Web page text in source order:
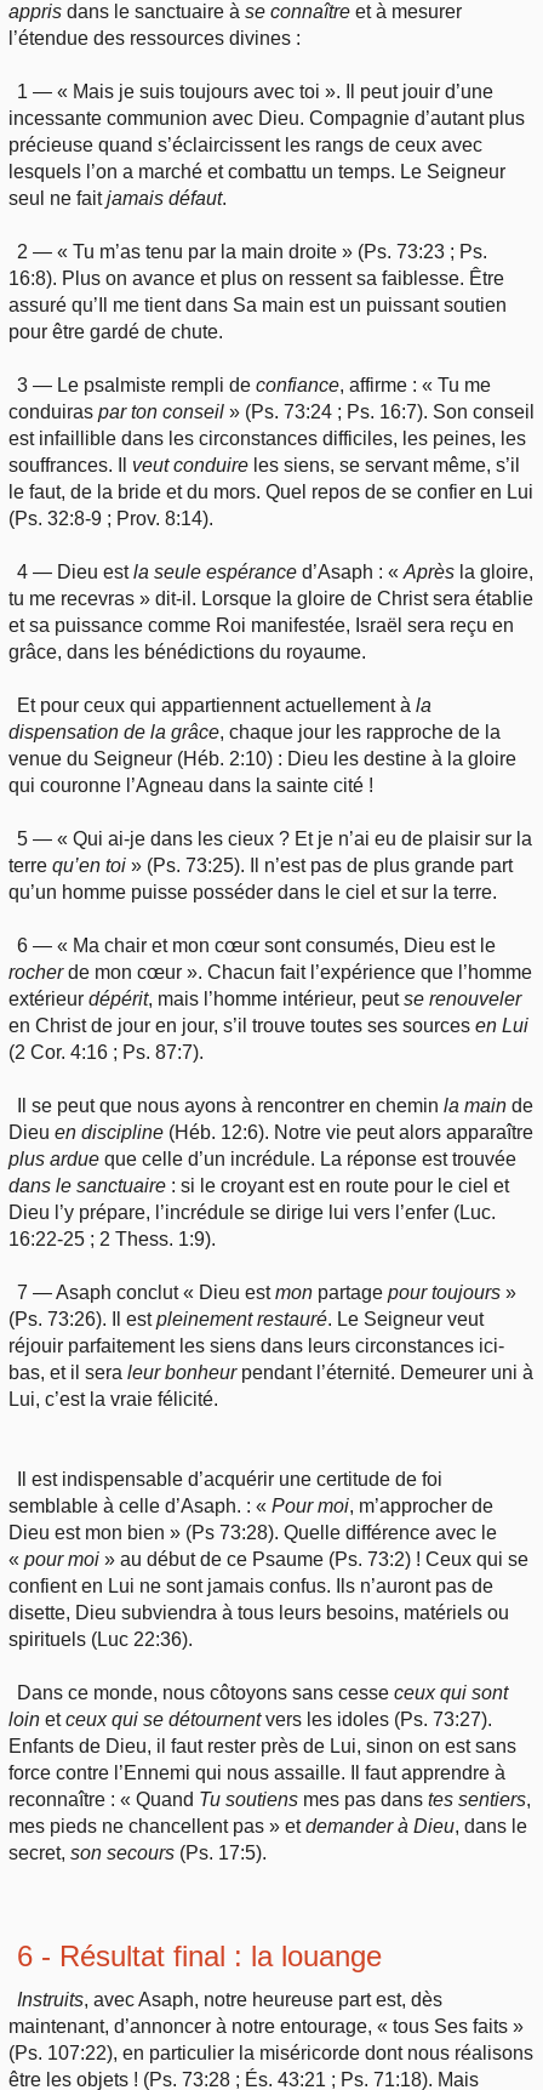
appris dans le sanctuaire à se connaître et à mesurer
l’étendue des ressources divines :
1 — « Mais je suis toujours avec toi ». Il peut jouir d’une
incessante communion avec Dieu. Compagnie d’autant plus
précieuse quand s’éclaircissent les rangs de ceux avec
lesquels l’on a marché et combattu un temps. Le Seigneur
seul ne faitjamais défaut.
2 — « Tu m’as tenu par la main droite » (Ps. 73:23 ; Ps.
16:8). Plus on avance et plus on ressent sa faiblesse. Être
assuré qu’Il me tient dans Sa main est un puissant soutien
pour être gardé de chute.
3 — Le psalmiste rempli deconfiance, affirme : « Tu me
conduiras parton conseil » (Ps. 73:24 ; Ps. 16:7). Son conseil
est infaillible dans les circonstances difficiles, les peines, les
souffrances. Il veutconduire les siens, se servant même, s’il
le faut, de la bride et du mors. Quel repos de se confier en Lui
(Ps. 32:8-9 ; Prov. 8:14).
4 — Dieu estla seule espérance d’Asaph : «Après la gloire,
tu me recevras » dit-il. Lorsque la gloire de Christ sera établie
et sa puissance comme Roi manifestée, Israël sera reçu en
grâce, dans les bénédictions du royaume.
Et pour ceux qui appartiennent actuellement àla
dispensation de la grâce, chaque jour les rapproche de la
venue du Seigneur (Héb. 2:10) : Dieu les destine à la gloire
qui couronne l’Agneau dans la sainte cité !
5 — « Qui ai-je dans les cieux ? Et je n’ai eu de plaisir sur la
terre qu’en toi » (Ps. 73:25). Il n’est pas de plus grande part
qu’un homme puisse posséder dans le ciel et sur la terre.
6 — « Ma chair et mon cœur sont consumés, Dieu est le
rocherde mon cœur ». Chacun fait l’expérience que l’homme
extérieur dépérit, mais l’homme intérieur, peutse renouveler
en Christ de jour en jour, s’il trouve toutes ses sources en Lui
(2 Cor. 4:16 ; Ps. 87:7).
Il se peut que nous ayons à rencontrer en cheminla main de
Dieu en discipline (Héb. 12:6). Notre vie peut alors apparaître
plus ardue que celle d’un incrédule. La réponse est trouvée
dans le sanctuaire : si le croyant est en route pour le ciel et
Dieu l’y prépare, l’incrédule se dirige lui vers l’enfer (Luc.
16:22-25 ; 2 Thess. 1:9).
7 — Asaph conclut « Dieu estmon partagepourtoujours »
(Ps. 73:26). Il estpleinementrestauré. Le Seigneur veut
réjouir parfaitement les siens dans leurs circonstances ici-
bas, et il sera leurbonheurpendant l’éternité. Demeurer uni à
Lui, c’est la vraie félicité.
Il est indispensable d’acquérir une certitude de foi
semblable à celle d’Asaph. : « Pourmoi, m’approcher de
Dieu est mon bien » (Ps 73:28). Quelle différence avec le
« pourmoi » au début de ce Psaume (Ps. 73:2) ! Ceux qui se
confient en Lui ne sont jamais confus. Ils n’auront pas de
disette, Dieu subviendra à tous leurs besoins, matériels ou
spirituels (Luc 22:36).
Dans ce monde, nous côtoyons sans cesseceuxqui sont
loin etceuxqui se détournentvers les idoles (Ps. 73:27).
Enfants de Dieu, il faut rester près de Lui, sinon on est sans
force contre l’Ennemi qui nous assaille. Il faut apprendre à
reconnaître : « Quand Tu soutiens mes pas dans tes sentiers,
mes pieds ne chancellent pas » etdemander à Dieu, dans le
secret, son secours (Ps. 17:5).
6 - Résultat final : la louange
Instruits, avec Asaph, notre heureuse part est, dès
maintenant, d’annoncer à notre entourage, « tous Ses faits »
(Ps. 107:22), en particulier la miséricorde dont nous réalisons
être les objets ! (Ps. 73:28 ; És. 43:21 ; Ps. 71:18). Mais